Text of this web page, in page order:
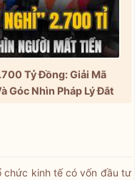
Tỷ Đồng: Giải Mã
Góc Nhìn Pháp Lý Đắt
chức kinh tế có vốn đầu tư